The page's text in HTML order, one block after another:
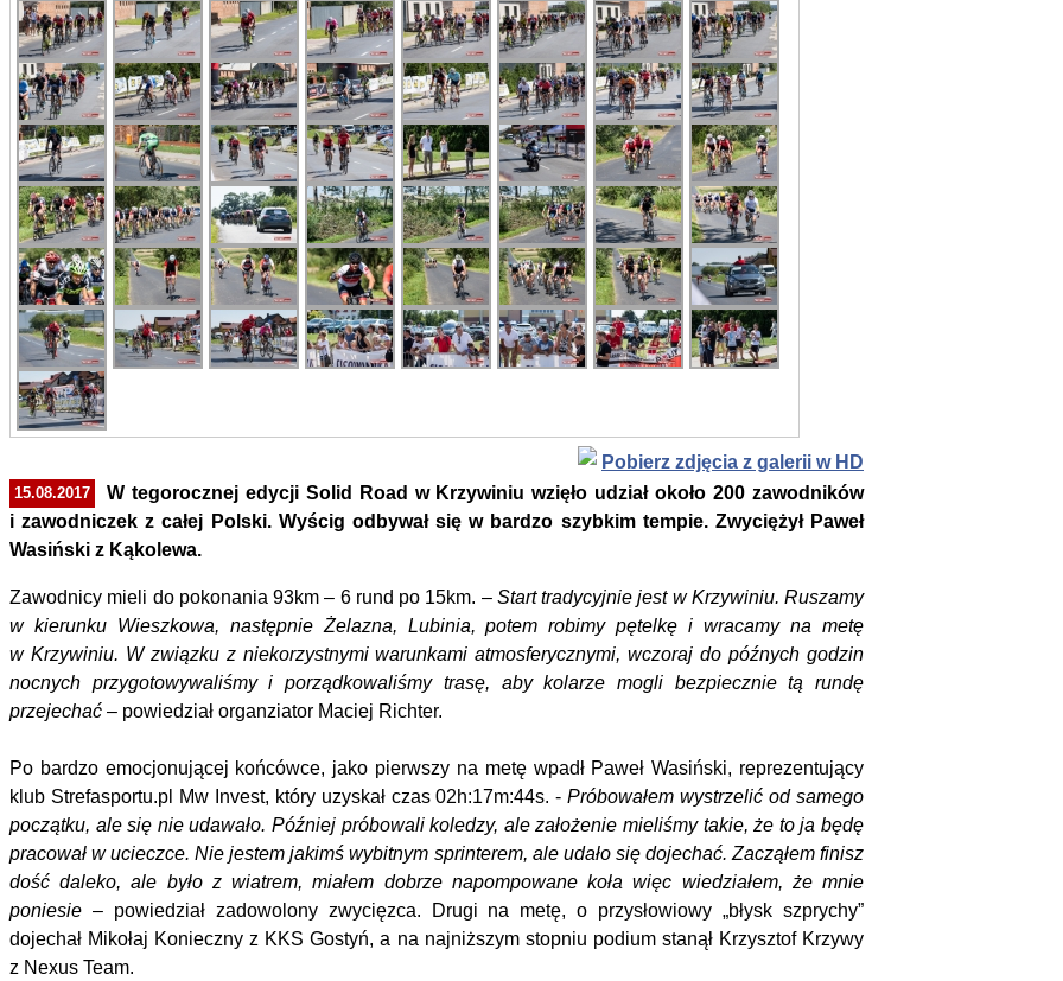
Pobierz zdjęcia z galerii w HD
15.08.2017
W tegorocznej edycji Solid Road w Krzywiniu wzięło udział około 200 zawodników
i zawodniczek z całej Polski. Wyścig odbywał się w bardzo szybkim tempie. Zwyciężył Paweł
Wasiński z Kąkolewa.
Zawodnicy mieli do pokonania 93km – 6 rund po 15km. – Start tradycyjnie jest w Krzywiniu. Ruszamy
w kierunku Wieszkowa, następnie Żelazna, Lubinia, potem robimy pętelkę i wracamy na metę
w Krzywiniu. W związku z niekorzystnymi warunkami atmosferycznymi, wczoraj do późnych godzin
nocnych przygotowywaliśmy i porządkowaliśmy trasę, aby kolarze mogli bezpiecznie tą rundę
przejechać – powiedział organziator Maciej Richter.
Po bardzo emocjonującej końcówce, jako pierwszy na metę wpadł Paweł Wasiński, reprezentujący
klub Strefasportu.pl Mw Invest, który uzyskał czas 02h:17m:44s. -Próbowałem wystrzelić od samego
początku, ale się nie udawało. Później próbowali koledzy, ale założenie mieliśmy takie, że to ja będę
pracował w ucieczce. Nie jestem jakimś wybitnym sprinterem, ale udało się dojechać. Zacząłem finisz
dość daleko, ale było z wiatrem, miałem dobrze napompowane koła więc wiedziałem, że mnie
poniesie – powiedział zadowolony zwycięzca. Drugi na metę, o przysłowiowy „błysk szprychy”
dojechał Mikołaj Konieczny z KKS Gostyń, a na najniższym stopniu podium stanął Krzysztof Krzywy
z Nexus Team.